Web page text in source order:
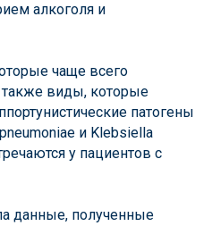
алкоголя и
чаще всего
также виды, которые
патогены
и Klebsiella
у пациентов с
данные, полученные